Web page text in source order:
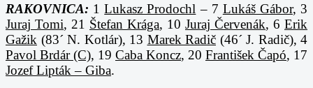
RAKOVNICA: 1Lukasz Prodochl – 7 Lukáš Gábor, 3
Juraj Tomi, 21 Štefan Krága, 10 Juraj Červenák, 6 Erik
Gažik (83´ N. Kotlár), 13 Marek Radič (46´ J. Radič), 4
Pavol Brdár (C), 19 Caba Koncz, 20 František Čapó, 17
Jozef Lipták – Giba.